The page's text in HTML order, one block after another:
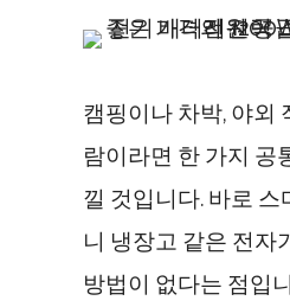
캠핑이나 차박, 야외
람이라면 한 가지 공
낄 것입니다. 바로 스
니 냉장고 같은 전자
방법이 없다는 점입